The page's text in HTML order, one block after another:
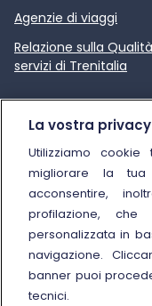
Agenzie di viaggi
Relazione sulla
servizi di Trenitalia
Link esterno
Chi siamo
Sostenibilità
Trenitalia for Business
Manuale di
Link esterno
Carriere
Link esterno
La Freccia Mag
Link esterno
La vostra
Utilizziamo
migliorare la tua
acconsentire,
profilazione,
personalizzata in
navigazione.
banner puoi
tecnici.